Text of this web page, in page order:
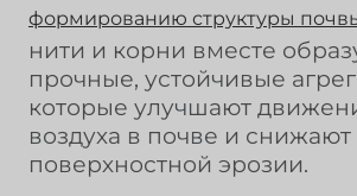
формированию структуры
нити и корни вместе
прочные, устойчивые
которые улучшают
воздуха в почве и
поверхностной эрозии.